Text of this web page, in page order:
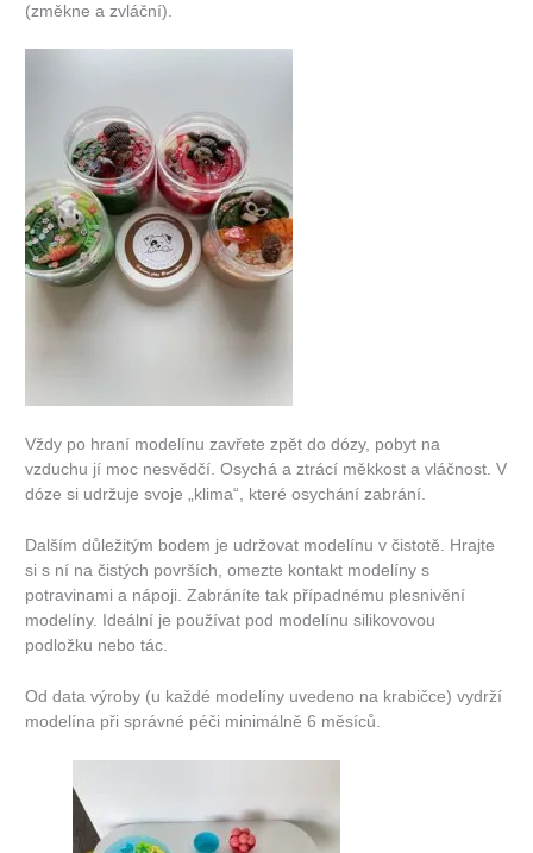
(změkne a zvláční).
Vždy po hraní modelínu zavřete zpět do dózy, pobyt na
vzduchu jí moc nesvědčí. Osychá a ztrácí měkkost a vláčnost. V
dóze si udržuje svoje „klima“, které osychání zabrání.
Dalším důležitým bodem je udržovat modelínu v čistotě. Hrajte
si s ní na čistých površích, omezte kontakt modelíny s
potravinami a nápoji. Zabráníte tak případnému plesnivění
modelíny. Ideální je používat pod modelínu silikovovou
podložku nebo tác.
Od data výroby (u každé modelíny uvedeno na krabičce) vydrží
modelína při správné péči minimálně 6 měsíců.